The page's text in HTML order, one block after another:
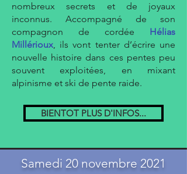
nombreux secrets et de joyaux
inconnus. Accompagné de son
compagnon de cordée Hélias
Millérioux, ils vont tenter d’écrire une
nouvelle histoire dans ces pentes peu
souvent exploitées, en mixant
alpinisme et ski de pente raide.
BIENTOT PLUS D'INFOS...
Samedi 20 novembre 2021